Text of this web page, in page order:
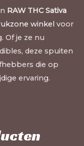
RAW THC Sativa
winkel voor
Of je ze nu
deze spuiten
die op
ervaring.